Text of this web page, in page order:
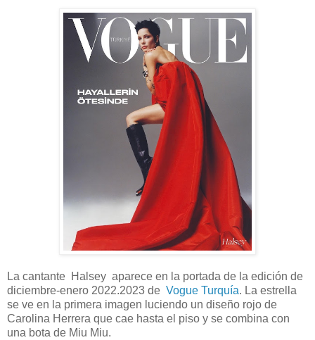
La cantante Halsey aparece en la portada de la edición de
diciembre-enero 2022.2023 de Vogue Turquía. La estrella
se ve en la primera imagen luciendo un diseño rojo de
Carolina Herrera que cae hasta el piso y se combina con
una bota de Miu Miu.